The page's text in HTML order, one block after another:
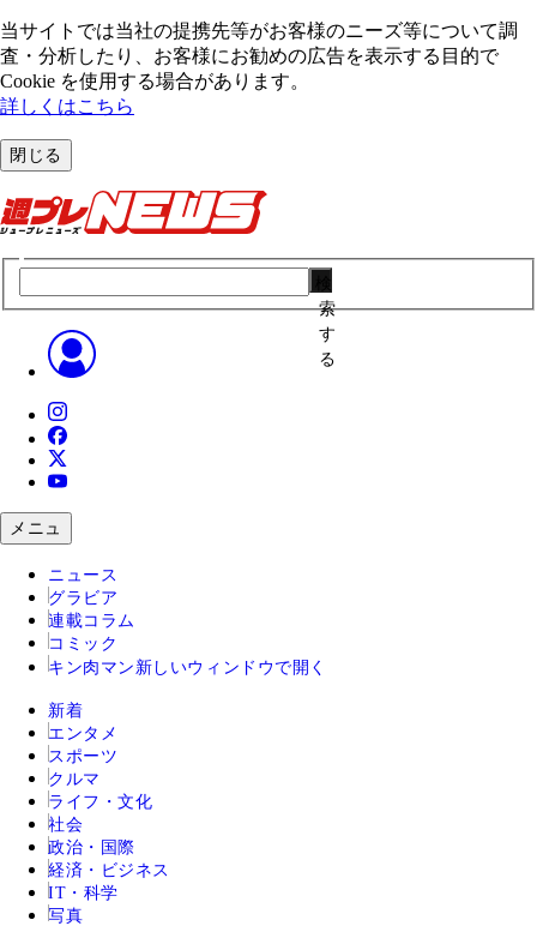
当サイトでは当社の提携先等がお客様のニーズ等について調
査・分析したり、お客様にお勧めの広告を表⽰する⽬的で
Cookie を使⽤する場合があります。
詳しくはこちら
閉じる
索
す
る
メニュ
ニュース
グラビア
連載コラム
コミック
キン肉マン 新しいウィンドウで開く
新着
エンタメ
スポーツ
クルマ
ライフ・文化
社会
政治・国際
経済・ビジネス
IT・科学
写真